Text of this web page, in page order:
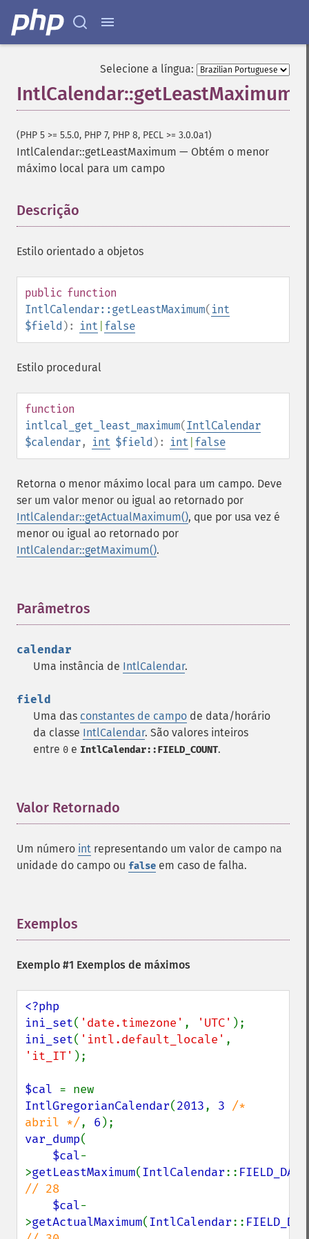
Selecione a língua:
IntlCalendar::getLeastMaximum
(PHP 5 >= 5.5.0, PHP 7, PHP 8, PECL >= 3.0.0a1)
IntlCalendar::getLeastMaximum — Obtém o menor
máximo local para um campo
Descrição
Estilo orientado a objetos
public function
IntlCalendar::getLeastMaximum( int
$field ): int false
Estilo procedural
function
intlcal_get_least_maximum(IntlCalendar
$calendar, int $field ): int false
Retorna o menor máximo local para um campo. Deve
ser um valor menor ou igual ao retornado por
IntlCalendar::getActualMaximum(), que por usa vez é
menor ou igual ao retornado por
IntlCalendar::getMaximum().
Parâmetros
calendar
Uma instância de IntlCalendar.
field
Uma das constantes de campo de data/horário
da classe IntlCalendar. São valores inteiros
entre 0 e IntlCalendar::FIELD_COUNT.
Valor Retornado
Um número int representando um valor de campo na
unidade do campo ou false em caso de falha.
Exemplos
Exemplo #1 Exemplos de máximos
<?php
ini_set( 'date.timezone' , 'UTC'
ini_set( 'intl.default_locale'
'it_IT' );
$cal
IntlGregorianCalendar(2013, 3 /*
abril */, 6
var_dump(
$cal-
>getLeastMaximum(IntlCalendar::
// 28
$cal-
>getActualMaximum(IntlCalendar::